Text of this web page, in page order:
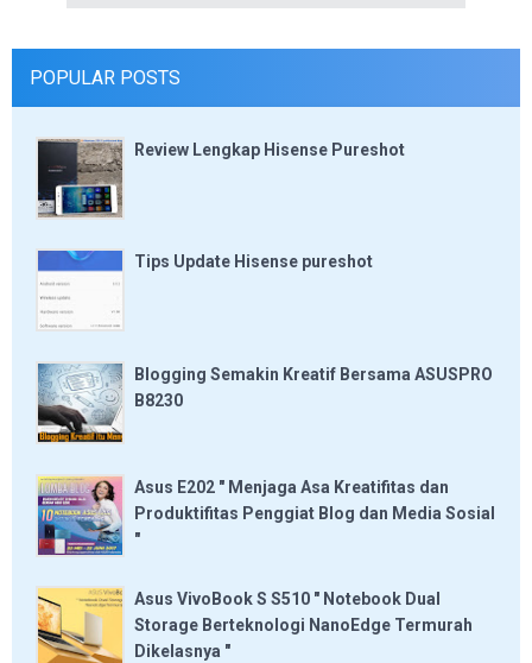
POPULAR POSTS
Review Lengkap Hisense Pureshot
Tips Update Hisense pureshot
Blogging Semakin Kreatif Bersama ASUSPRO
B8230
Asus E202 " Menjaga Asa Kreatifitas dan
Produktifitas Penggiat Blog dan Media Sosial
"
Asus VivoBook S S510 " Notebook Dual
Storage Berteknologi NanoEdge Termurah
Dikelasnya "